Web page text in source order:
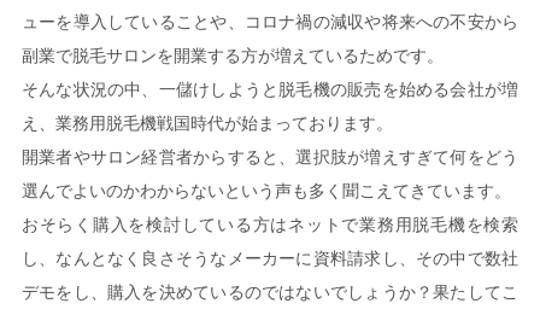
ューを導入していることや、コロナ禍の減収や将来への不安から
副業で脱毛サロンを開業する方が増えているためです。
そんな状況の中、一儲けしようと脱毛機の販売を始める会社が増
え、業務用脱毛機戦国時代が始まっております。
開業者やサロン経営者からすると、選択肢が増えすぎて何をどう
選んでよいのかわからないという声も多く聞こえてきています。
おそらく購入を検討している方はネットで業務用脱毛機を検索
し、なんとなく良さそうなメーカーに資料請求し、その中で数社
デモをし、購入を決めているのではないでしょうか？果たしてこ